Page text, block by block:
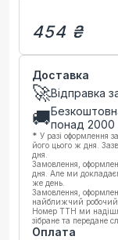
454 ₴
Доставка
🚀Відправка
🚚понад 2000
* У разі оформлення
його цього ж дня.
дня.
Замовлення,
дня. Але ми
же день.
Замовлення,
найближчий робочий
Номер ТТН ми
зібране та передане
Оплата